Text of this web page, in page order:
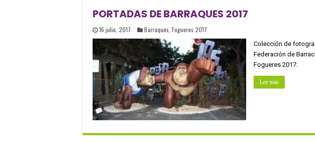
PORTADAS DE BARRAQUES 2017
16 julio, 2017 Barraques Fogueres 2017
Colección de
Federación de
Fogueres 2017:
Lee más